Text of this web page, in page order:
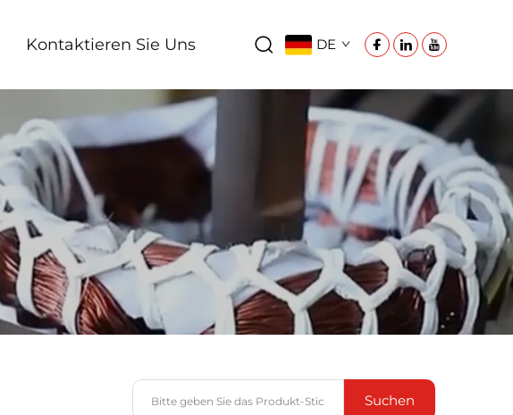
Kontaktieren Sie Uns DE
Suchen